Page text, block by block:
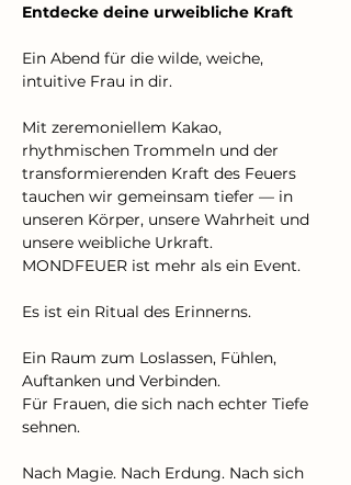
Entdecke deine urweibliche Kraft
Ein Abend für die wilde, weiche,
intuitive Frau in dir.
Mit zeremoniellem Kakao,
rhythmischen Trommeln und der
transformierenden Kraft des Feuers
tauchen wir gemeinsam tiefer — in
unseren Körper, unsere Wahrheit und
unsere weibliche Urkraft.
MONDFEUER ist mehr als ein Event.
Es ist ein Ritual des Erinnerns.
Ein Raum zum Loslassen, Fühlen,
Auftanken und Verbinden.
Für Frauen, die sich nach echter Tiefe
sehnen.
Nach Magie. Nach Erdung. Nach sich